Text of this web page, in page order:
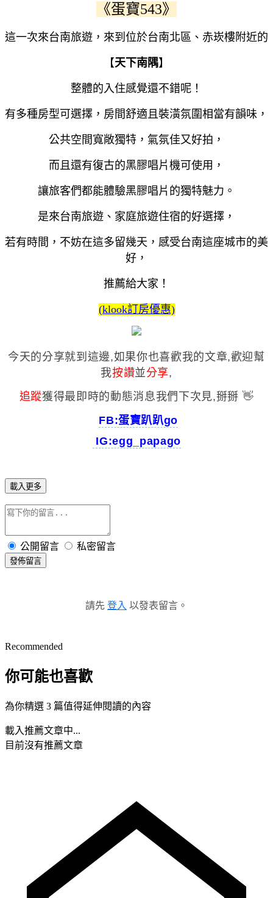
《蛋寶543》
這一次來台南旅遊，來到位於台南北區、赤崁樓附近的
【天下南隅】
整體的入住感覺還不錯呢！
有多種房型可選擇，房間舒適且裝潢氛圍相當有韻味，
公共空間寬敞獨特，氣氛佳又好拍，
而且還有復古的黑膠唱片機可使用，
讓旅客們都能體驗黑膠唱片的獨特魅力。
是來台南旅遊、家庭旅遊住宿的好選擇，
若有時間，不妨在這多留幾天，感受台南這座城市的美
好，
推薦給大家！
(klook訂房優惠)
今天的分享就到這邊,如果你也喜歡我的文章,歡迎幫
我按讚並分享,
追蹤獲得最即時的動態消息我們下次見,掰掰 👋
FB:蛋寶趴趴go
IG:egg_papago
載入更多
公開留言 私密留言
發佈留言
請先 登入 以發表留言。
Recommended
你可能也喜歡
為你精選 3 篇值得延伸閱讀的內容
載入推薦文章中...
目前沒有推薦文章